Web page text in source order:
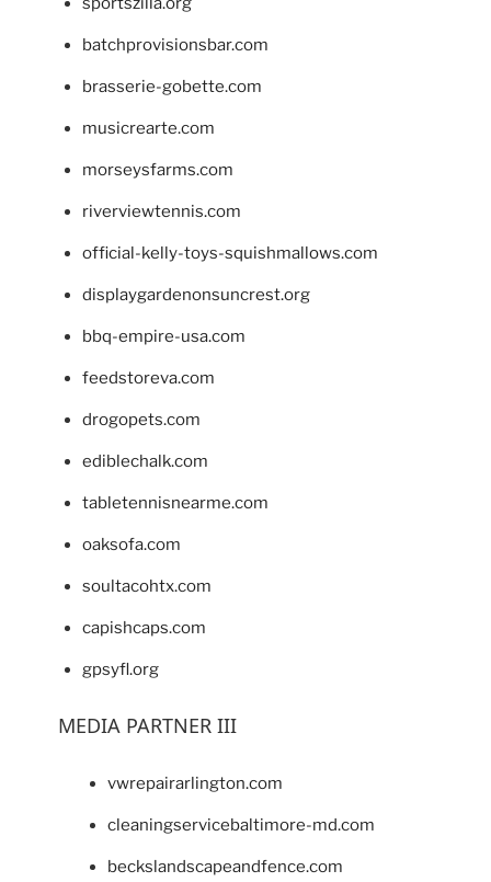
batchprovisionsbar.com
brasserie-gobette.com
musicrearte.com
morseysfarms.com
riverviewtennis.com
official-kelly-toys-squishmallows.com
displaygardenonsuncrest.org
bbq-empire-usa.com
feedstoreva.com
drogopets.com
ediblechalk.com
tabletennisnearme.com
oaksofa.com
soultacohtx.com
capishcaps.com
gpsyfl.org
MEDIA PARTNER III
vwrepairarlington.com
cleaningservicebaltimore-md.com
beckslandscapeandfence.com